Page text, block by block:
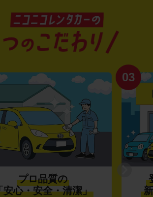
プロ品質の
安心・安全・清潔」
03